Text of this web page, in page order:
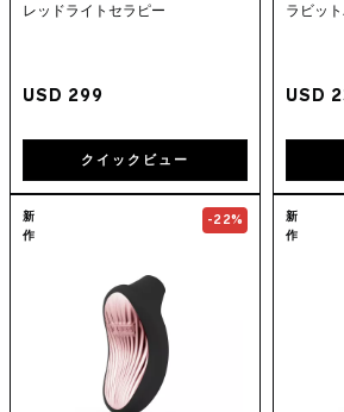
レッドライトセラピー
USD 299
クイックビュー
ラビッ
USD
Go to theSONA™ 3
新
作
-22%
新
作